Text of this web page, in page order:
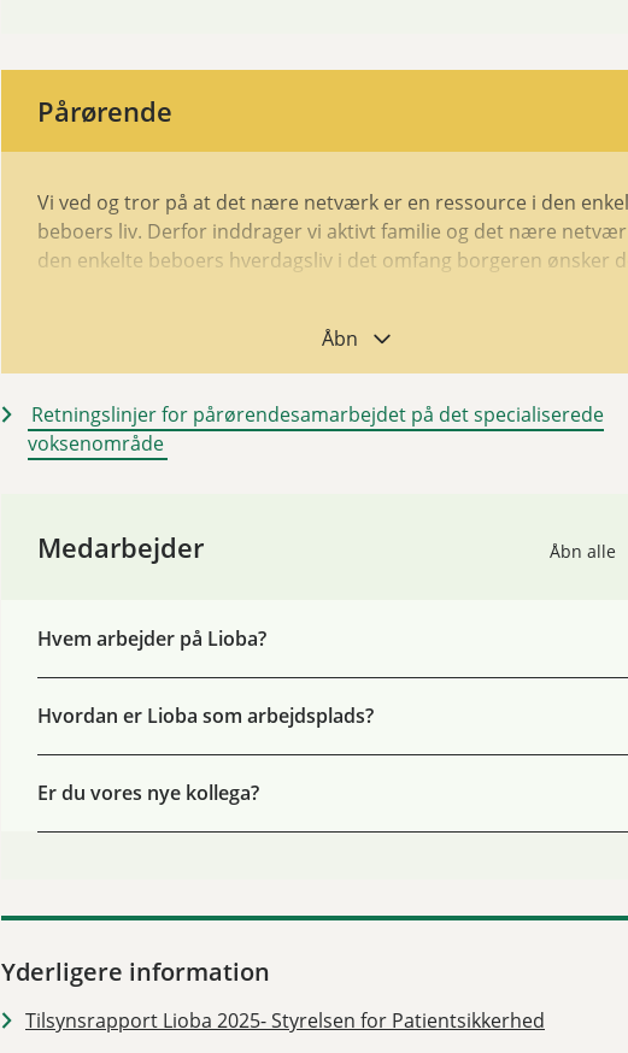
Pårørende
Åbn
Vi ved og tror på at det nære netværk er en ressource i den
beboers liv. Derfor inddrager vi aktivt familie og det nære
den enkelte beboers hverdagsliv i det omfang borgeren ønsker
kræver det samtykke fra beboeren, hvad der må tales om med
som pårørende. Som pårørende kan du altid få generelle
informationer.
Du kan læse mere om forventninger i pjecen ”retningslinjer for
Vi holder også netværksmøder med det nære netværk såfremt
Retningslinjer for pårørendesamarbejdet på det specialiserede
voksenområde
Medarbejder Åbn alle
Hvem arbejder på Lioba?
Hvordan er Lioba som arbejdsplads?
Er du vores nye kollega?
Yderligere information
Tilsynsrapport Lioba 2025- Styrelsen for Patientsikkerhed